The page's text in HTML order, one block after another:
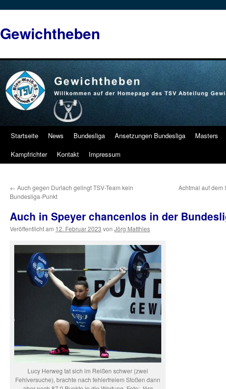
springen
Gewichtheben
Startseite News Bundesliga Ansetzungen Bundesliga Masters
Kampfrichter
Kontakt Impressum
← Auch gegen Durlach gelingt TSV-Team kein
Bundesliga-Punkt
Achtmal auf dem
Auch in Speyer chancenlos in der
Veröffentlicht am 12. Februar 2023 von Jörg Matthies
Lucy Herweg tat sich im Reißen schwer (zwei
Fehlversuche), brachte nach fehlerfreiem Stoßen dann